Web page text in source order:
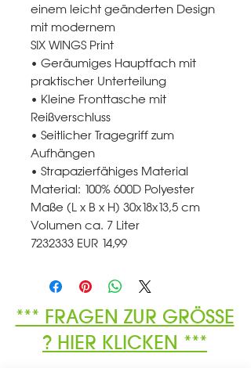
einem leicht geänderten Design
mit modernem
SIX WINGS Print
• Geräumiges Hauptfach mit
praktischer Unterteilung
• Kleine Fronttasche mit
Reißverschluss
• Seitlicher Tragegriff zum
Aufhängen
• Strapazierfähiges Material
Material: 100% 600D Polyester
Maße (L x B x H) 30x18x13,5 cm
Volumen ca. 7 Liter
7232333 EUR 14,99
*** FRAGEN ZUR GRÖSSE
? HIER KLICKEN ***